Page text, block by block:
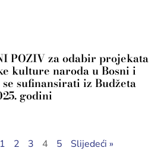
POZIV za odabir projekata
kulture naroda u Bosni i
sufinansirati iz Budžeta
godini
1 2 3 4 5 Slijedeći »